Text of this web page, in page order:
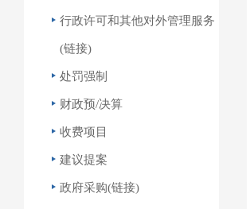
行政许可和其他对外管理服务
(链接)
处罚强制
财政预/决算
收费项目
建议提案
政府采购(链接)